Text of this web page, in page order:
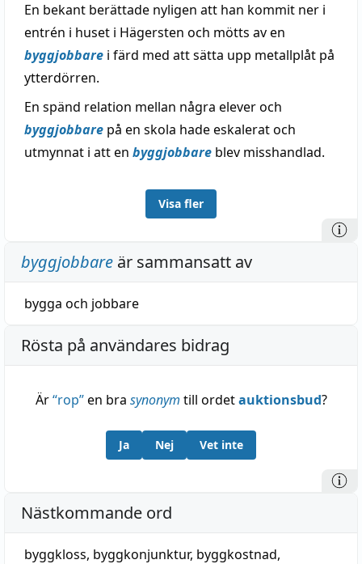
En bekant berättade nyligen att han kommit ner i
entrén i huset i Hägersten och mötts av en
byggjobbare i färd med att sätta upp metallplåt på
ytterdörren.
En spänd relation mellan några elever och
byggjobbare på en skola hade eskalerat och
utmynnat i att en byggjobbare blev misshandlad.
Visa fler
byggjobbare är sammansatt av
bygga och jobbare
Rösta på användares bidrag
Är“rop”en bra synonym till ordetauktionsbud?
Ja Nej Vet inte
Nästkommande ord
byggkloss, byggkonjunktur, byggkostnad,